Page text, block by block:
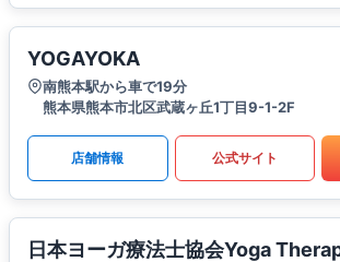
YOGAYOKA
南熊本駅から車で19分
熊本県熊本市北区武蔵ヶ丘1丁目9-1-2F
店舗情報 公式サイト
日本ヨーガ療法士協会Yoga